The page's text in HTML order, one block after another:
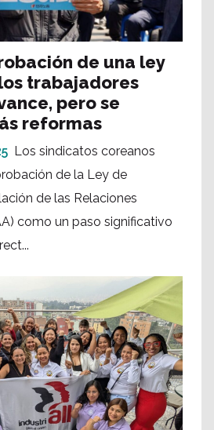
de una ley
trabajadores
pero se
reformas
Los sindicatos coreanos
de la Ley de
de las Relaciones
como un paso significativo